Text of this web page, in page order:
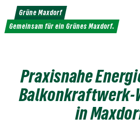
Weiter
zum
Inhalt
Grüne Maxdorf
Gemeinsam für ein Grünes Maxdorf.
Praxisnahe
Balkonkraftwerk-
in